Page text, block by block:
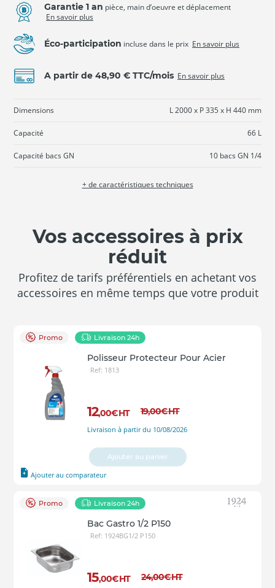
Garantie 1 an pièce, main d’oeuvre et déplacement
En savoir plus
Éco-participation incluse dans le prix En savoir plus
A partir de 48,90 € TTC/mois En savoir plus
Dimensions L 2000 x P 335 x H 440 mm
Capacité 66 L
Capacité bacs GN 10 bacs GN 1/4
+ de caractéristiques techniques
Vos accessoires à prix
réduit
Profitez de tarifs préférentiels en achetant vos
accessoires en même temps que votre produit
Promo Livraison 24h
Polisseur Protecteur Pour Acier
Ref: 1813
12,00€HT 19,00€HT
Livraison à partir du 10/08/2026
Ajouter au comparateur
Ajouter au panier
Promo Livraison 24h
Bac Gastro 1/2 P150
Ref: 1924BG1/2 P150
15,00€HT 24,00€HT